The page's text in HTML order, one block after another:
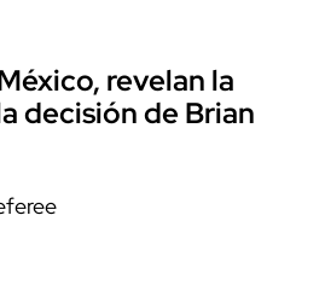
revelan la
decisión de Brian